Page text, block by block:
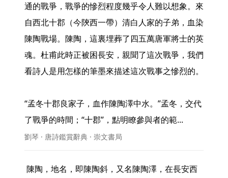
通的戰爭，戰爭的慘烈程度幾乎令人難以想象。來
自西北十郡（今陝西一帶）清白人家的子弟，血染
陳陶戰場。陳陶，這裏埋葬了四五萬唐軍將士的英
魂。杜甫此時正被困長安，親聞了這次戰爭，我們
看詩人是用怎樣的筆墨來描述這次戰事之慘烈的。
“孟冬十郡良家子，血作陳陶澤中水。”孟冬，交代
了戰爭的時間；“十郡”，點明瞭參與者的範...
劉琴 · 唐詩鑑賞辭典 · 崇文書局